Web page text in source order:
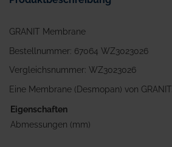
GRANIT Membrane
Bestellnummer: 67064 WZ3023026
Vergleichsnummer: WZ3023026
Eine Membrane (Desmopan) von GRANIT.
Eigenschaften
Abmessungen (mm)